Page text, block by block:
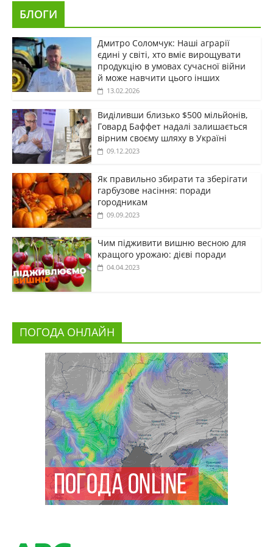
БЛОГИ
Дмитро Соломчук: Наші аграрії
єдині у світі, хто вміє вирощувати
продукцію в умовах сучасної війни
й може навчити цього інших
13.02.2026
Виділивши близько $500 мільйонів,
Говард Баффет надалі залишається
вірним своєму шляху в Україні
09.12.2023
Як правильно збирати та зберігати
гарбузове насіння: поради
городникам
09.09.2023
Чим підживити вишню весною для
кращого урожаю: дієві поради
04.04.2023
ПОГОДА ОНЛАЙН